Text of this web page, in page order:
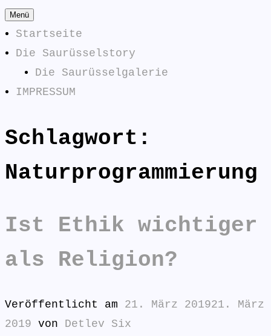
Zum
Inhalt
springen
Menü
Startseite
Die Saurüsselstory
Die Saurüsselgalerie
IMPRESSUM
SAURÜSSELPHILOSOPHEN
Die
Saurüsselphilosophen
antworten:
Schlagwort:
Naturprogrammierung
Ist Ethik wichtiger
als Religion?
Veröffentlicht am 21. März 201921. März
2019 von Detlev Six